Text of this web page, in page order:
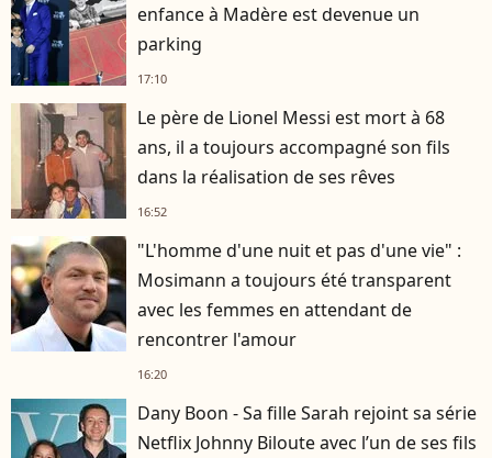
enfance à Madère est devenue un
parking
17:10
Le père de Lionel Messi est mort à 68
ans, il a toujours accompagné son fils
dans la réalisation de ses rêves
16:52
"L'homme d'une nuit et pas d'une vie" :
Mosimann a toujours été transparent
avec les femmes en attendant de
rencontrer l'amour
16:20
Dany Boon - Sa fille Sarah rejoint sa série
Netflix Johnny Biloute avec l’un de ses fils